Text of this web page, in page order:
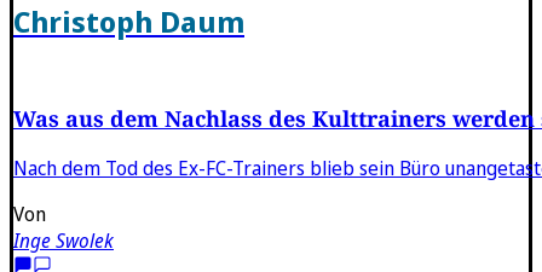
Christoph Daum
Was aus dem Nachlass des Kulttrainers werden
Nach dem Tod des Ex-FC-Trainers blieb sein Büro
Von
Inge Swolek